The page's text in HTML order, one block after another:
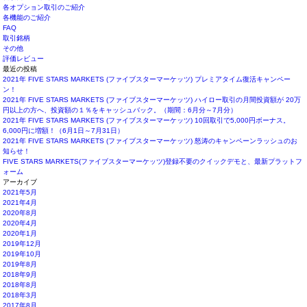
各オプション取引のご紹介
各機能のご紹介
FAQ
取引銘柄
その他
評価レビュー
最近の投稿
2021年 FIVE STARS MARKETS (ファイブスターマーケッツ) プレミアタイム復活キャンペー
ン！
2021年 FIVE STARS MARKETS (ファイブスターマーケッツ) ハイロー取引の月間投資額が 20万
円以上の方へ、投資額の１％をキャッシュバック。（期間：6月分～7月分）
2021年 FIVE STARS MARKETS (ファイブスターマーケッツ) 10回取引で5,000円ボーナス。
6,000円に増額！（6月1日～7月31日）
2021年 FIVE STARS MARKETS (ファイブスターマーケッツ) 怒涛のキャンペーンラッシュのお
知らせ！
FIVE STARS MARKETS(ファイブスターマーケッツ)登録不要のクイックデモと、最新プラットフ
ォーム
アーカイブ
2021年5月
2021年4月
2020年8月
2020年4月
2020年1月
2019年12月
2019年10月
2019年8月
2018年9月
2018年8月
2018年3月
2017年8月